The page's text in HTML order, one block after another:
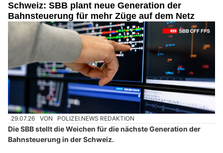
Schweiz: SBB plant neue Generation der
Bahnsteuerung für mehr Züge auf dem Netz
29.07.26 VON POLIZEI.NEWS REDAKTION
Die SBB stellt die Weichen für die nächste Generation der
Bahnsteuerung in der Schweiz.